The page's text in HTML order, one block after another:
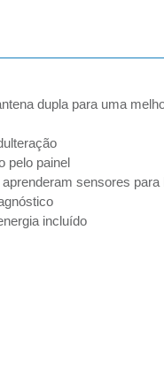
dupla para uma
pelo painel
sensores
incluído